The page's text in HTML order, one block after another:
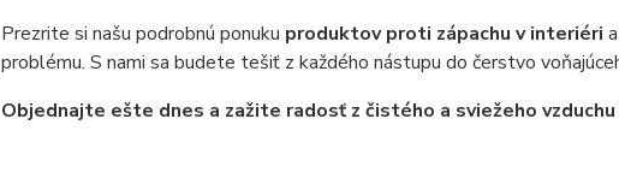
Prezrite si našu podrobnú ponuku produktov proti zápachu v interiéri
problému. S nami sa budete tešiť z každého nástupu do čerstvo
Objednajte ešte dnes a zažite radosť z čistého a sviežeho